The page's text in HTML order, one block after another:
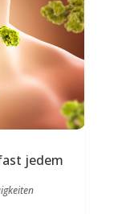
jedem